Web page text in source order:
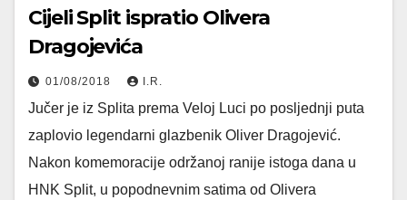
Cijeli Split ispratio Olivera
Dragojevića
01/08/2018 I.R.
Jučer je iz Splita prema Veloj Luci po posljednji puta
zaplovio legendarni glazbenik Oliver Dragojević.
Nakon komemoracije održanoj ranije istoga dana u
HNK Split, u popodnevnim satima od Olivera